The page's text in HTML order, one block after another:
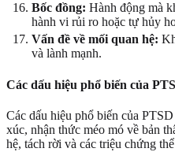
Bốc đồng: Hành động mà
hành vi rủi ro hoặc tự hủy
Vấn đề về mối quan hệ:
và lành mạnh.
Các dấu hiệu phổ biến của
Các dấu hiệu phổ biến của
xúc, nhận thức méo mó về bản
hệ, tách rời và các triệu chứng